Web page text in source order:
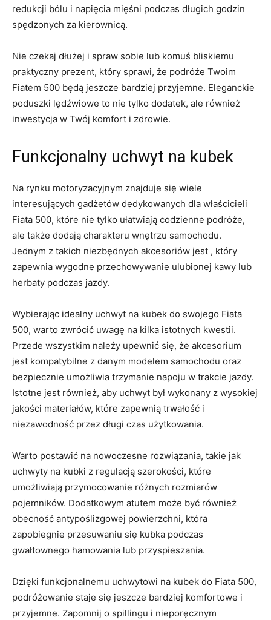
‌redukcji‌ bólu i napięcia⁣ mięśni podczas długich godzin
spędzonych za ⁤kierownicą.
Nie czekaj dłużej i spraw sobie lub komuś bliskiemu
praktyczny⁣ prezent, który sprawi, że podróże Twoim
Fiatem 500⁢ będą ​jeszcze bardziej‍ przyjemne. Eleganckie
poduszki lędźwiowe to nie tylko dodatek, ale również
inwestycja w Twój komfort⁢ i zdrowie.
Funkcjonalny uchwyt na kubek
Na rynku motoryzacyjnym znajduje się wiele
‍interesujących gadżetów dedykowanych dla ⁣właścicieli
Fiata 500, ⁤które nie tylko ułatwiają codzienne podróże,
‍ale także ⁤dodają charakteru⁢ wnętrzu samochodu.
‍Jednym z takich niezbędnych⁣ akcesoriów ⁣jest , który‍
zapewnia ⁤wygodne przechowywanie‍ ulubionej kawy lub
herbaty podczas‌ jazdy.
Wybierając idealny uchwyt na kubek do swojego Fiata‌
500, warto zwrócić ‌uwagę na kilka⁢ istotnych kwestii.
Przede⁢ wszystkim należy upewnić się, że‍ akcesorium
⁢jest kompatybilne z ⁤danym modelem⁣ samochodu ⁣oraz
bezpiecznie umożliwia‌ trzymanie napoju w trakcie ⁣jazdy.
Istotne jest również, aby uchwyt był wykonany z wysokiej
jakości materiałów,⁤ które zapewnią trwałość i
niezawodność przez długi ‌czas użytkowania.
Warto postawić‌ na nowoczesne rozwiązania, takie jak
⁣uchwyty‌ na kubki ⁢z‌ regulacją szerokości, które
⁤umożliwiają przymocowanie różnych rozmiarów
pojemników. Dodatkowym atutem może ‍być również
obecność⁣ antypoślizgowej powierzchni, ⁣która‍
zapobiegnie ⁢przesuwaniu się ⁤kubka ⁤podczas‌
gwałtownego hamowania lub ⁣przyspieszania.
Dzięki ‍funkcjonalnemu‍ uchwytowi na kubek do‍ Fiata 500,
podróżowanie staje się jeszcze⁢ bardziej⁤ komfortowe i​
przyjemne.‌ Zapomnij o spillingu i​ nieporęcznym